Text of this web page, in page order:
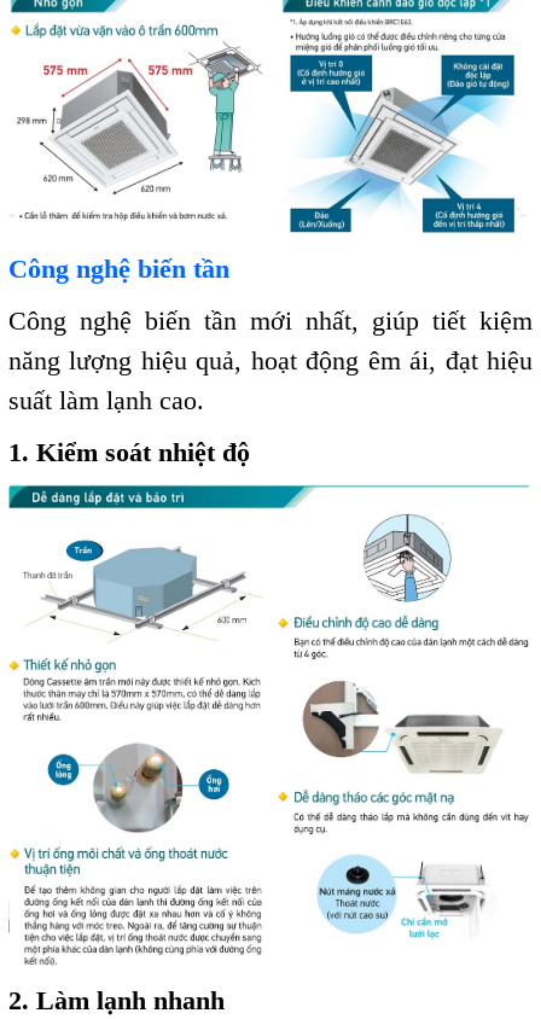
Công nghệ biến tần
Công nghệ biến tần mới nhất, giúp tiết kiệm
năng lượng hiệu quả, hoạt động êm ái, đạt hiệu
suất làm lạnh cao.
1. Kiểm soát nhiệt độ
2. Làm lạnh nhanh